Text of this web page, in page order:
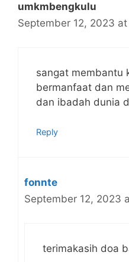
umkmbengkulu
September 12, 2023
sangat membantu
bermanfaat dan
dan ibadah dunia
Reply
fonnte
September 12, 2023
terimakasih doa